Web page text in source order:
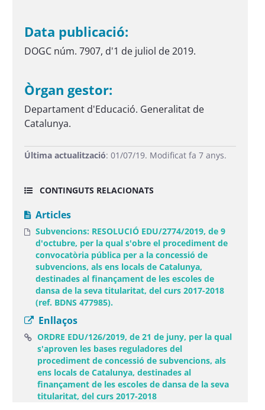
Data publicació:
DOGC núm. 7907, d'1 de juliol de 2019.
Òrgan gestor:
Departament d'Educació. Generalitat de
Catalunya.
Última actualització: 01/07/19. Modificat fa 7 anys.
CONTINGUTS RELACIONATS
Articles
Subvencions: RESOLUCIÓ EDU/2774/2019, de 9
d'octubre, per la qual s'obre el procediment de
convocatòria pública per a la concessió de
subvencions, als ens locals de Catalunya,
destinades al finançament de les escoles de
dansa de la seva titularitat, del curs 2017-2018
(ref. BDNS 477985).
Enllaços
ORDRE EDU/126/2019, de 21 de juny, per la qual
s'aproven les bases reguladores del
procediment de concessió de subvencions, als
ens locals de Catalunya, destinades al
finançament de les escoles de dansa de la seva
titularitat, del curs 2017-2018(Obre una finestra nova)